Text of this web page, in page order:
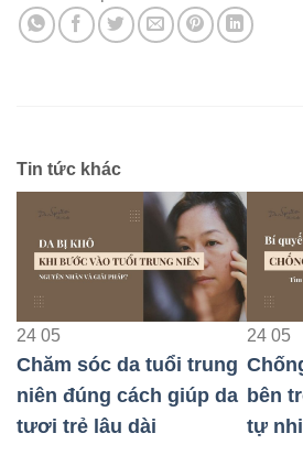
Tin tức khác
24 05
Chăm sóc da tuổi trung
niên đúng cách giúp da
tươi trẻ lâu dài
24 05
bên
tự